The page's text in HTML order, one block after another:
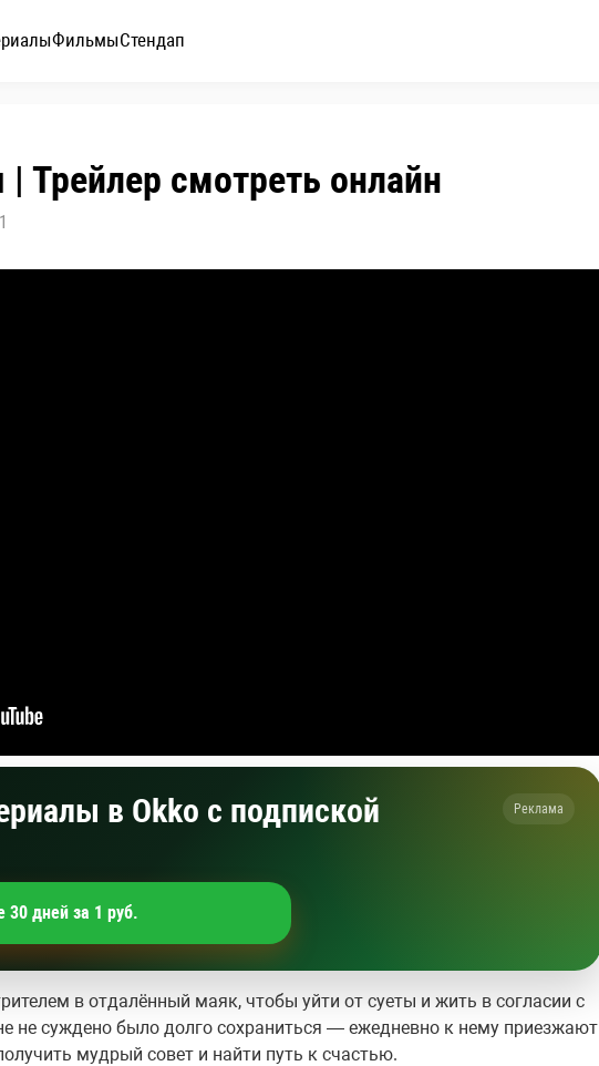
ФильмыСтендап
Трейлер смотреть онлайн
в Okko с подпиской
Реклама
30 дней за 1 руб.
в отдалённый маяк, чтобы уйти от суеты и жить в согласии с
не суждено было долго сохраниться — ежедневно к нему приезжают
мудрый совет и найти путь к счастью.